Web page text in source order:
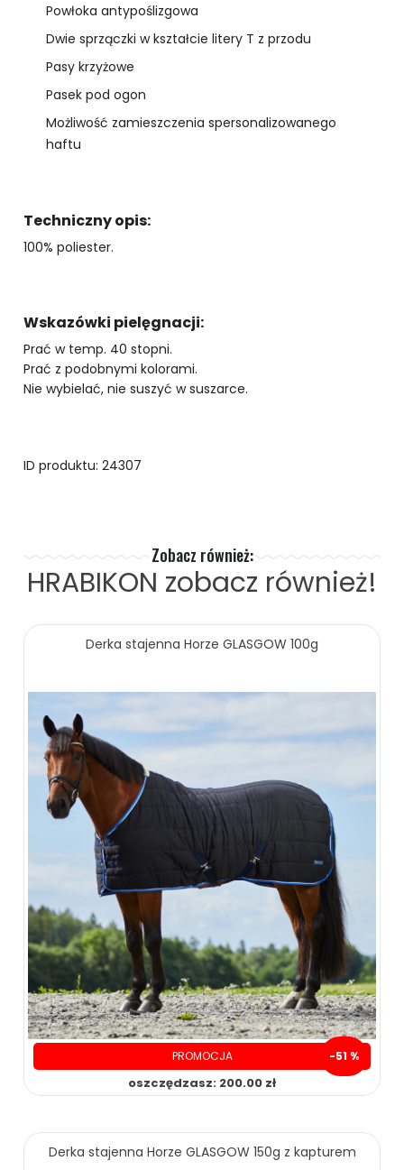
Powłoka antypoślizgowa
Dwie sprzączki w kształcie litery T z przodu
Pasy krzyżowe
Pasek pod ogon
Możliwość zamieszczenia spersonalizowanego
haftu
Techniczny opis:
100% poliester.
Wskazówki pielęgnacji:
Prać w temp. 40 stopni.
Prać z podobnymi kolorami.
Nie wybielać, nie suszyć w suszarce.
ID produktu: 24307
Zobacz również:
HRABIKON zobacz również!
Derka stajenna Horze GLASGOW 100g
PROMOCJA -51 %
oszczędzasz: 200.00 zł
Derka stajenna Horze GLASGOW 150g z kapturem